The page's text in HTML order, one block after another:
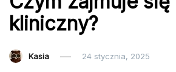
kliniczny?
Kasia 24 stycznia, 2025